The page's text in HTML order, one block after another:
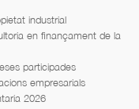
industrial
en finançament de la
participades
empresarials
2026